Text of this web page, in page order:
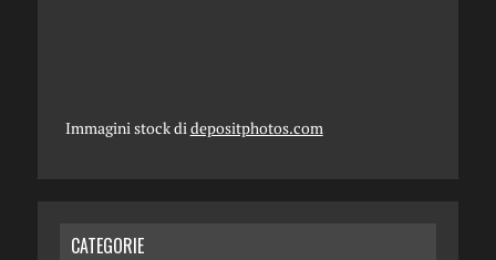
Immagini stock di depositphotos.com
CATEGORIE